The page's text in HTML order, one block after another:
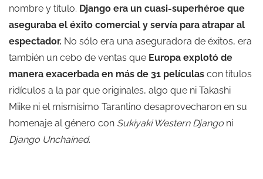
nombre y título. Django era un cuasi-superhéroe que
aseguraba el éxito comercial y servía para atrapar al
espectador. No sólo era una aseguradora de éxitos, era
también un cebo de ventas que Europa explotó de
manera exacerbada en más de 31 películas con títulos
ridículos a la par que originales, algo que ni Takashi
Miike ni el mismísimo Tarantino desaprovecharon en su
homenaje al género con Sukiyaki Western Django ni
Django Unchained.